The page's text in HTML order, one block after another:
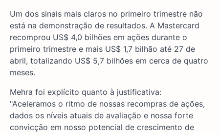
Um dos sinais mais claros no primeiro trimestre não
está na demonstração de resultados. A Mastercard
recomprou US$ 4,0 bilhões em ações durante o
primeiro trimestre e mais US$ 1,7 bilhão até 27 de
abril, totalizando US$ 5,7 bilhões em cerca de quatro
meses.
Mehra foi explícito quanto à justificativa:
"Aceleramos o ritmo de nossas recompras de ações,
dados os níveis atuais de avaliação e nossa forte
convicção em nosso potencial de crescimento de